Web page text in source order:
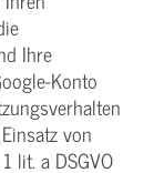
Ihre
Konto
von
lit. a DSGVO